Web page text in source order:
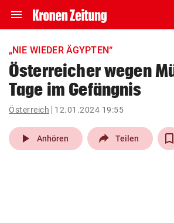
menu Navigation
ein-/ausklappen
account_circle Anmelden
pin_drop
Wien
„NIE WIEDER ÄGYPTEN“
Österreicher wegen
Tage im Gefängnis
Österreich 12.01.2024 19:55
play_arrow Anhören Teilen